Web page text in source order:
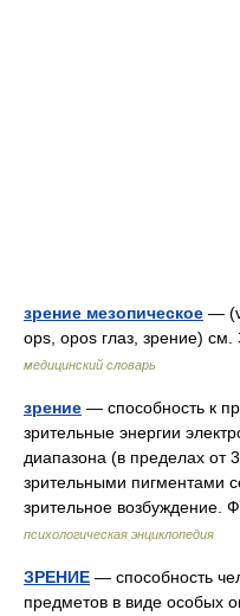
зрение мезопическое —
ops, opos глаз, зрение)
медицинский словарь
зрение — способность к
зрительные энергии
диапазона (в пределах
зрительными пигментами
зрительное возбуждение.
психологическая энциклопедия
ЗРЕНИЕ — способность
предметов в виде особых